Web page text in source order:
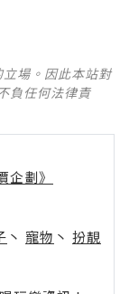
場。因此本站對
負任何法律責
劃》
丶 寵物 丶 扮靚